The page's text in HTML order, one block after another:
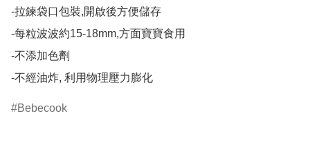
-拉鍊袋口包裝,開啟後方便儲存
-每粒波波約15-18mm,方面寶寶食用
-不添加色劑
-不經油炸, 利用物理壓力膨化
Bebecook